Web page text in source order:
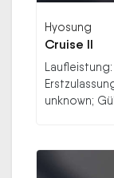
Hyosung
Cruise II
Laufleistung:
unknown;